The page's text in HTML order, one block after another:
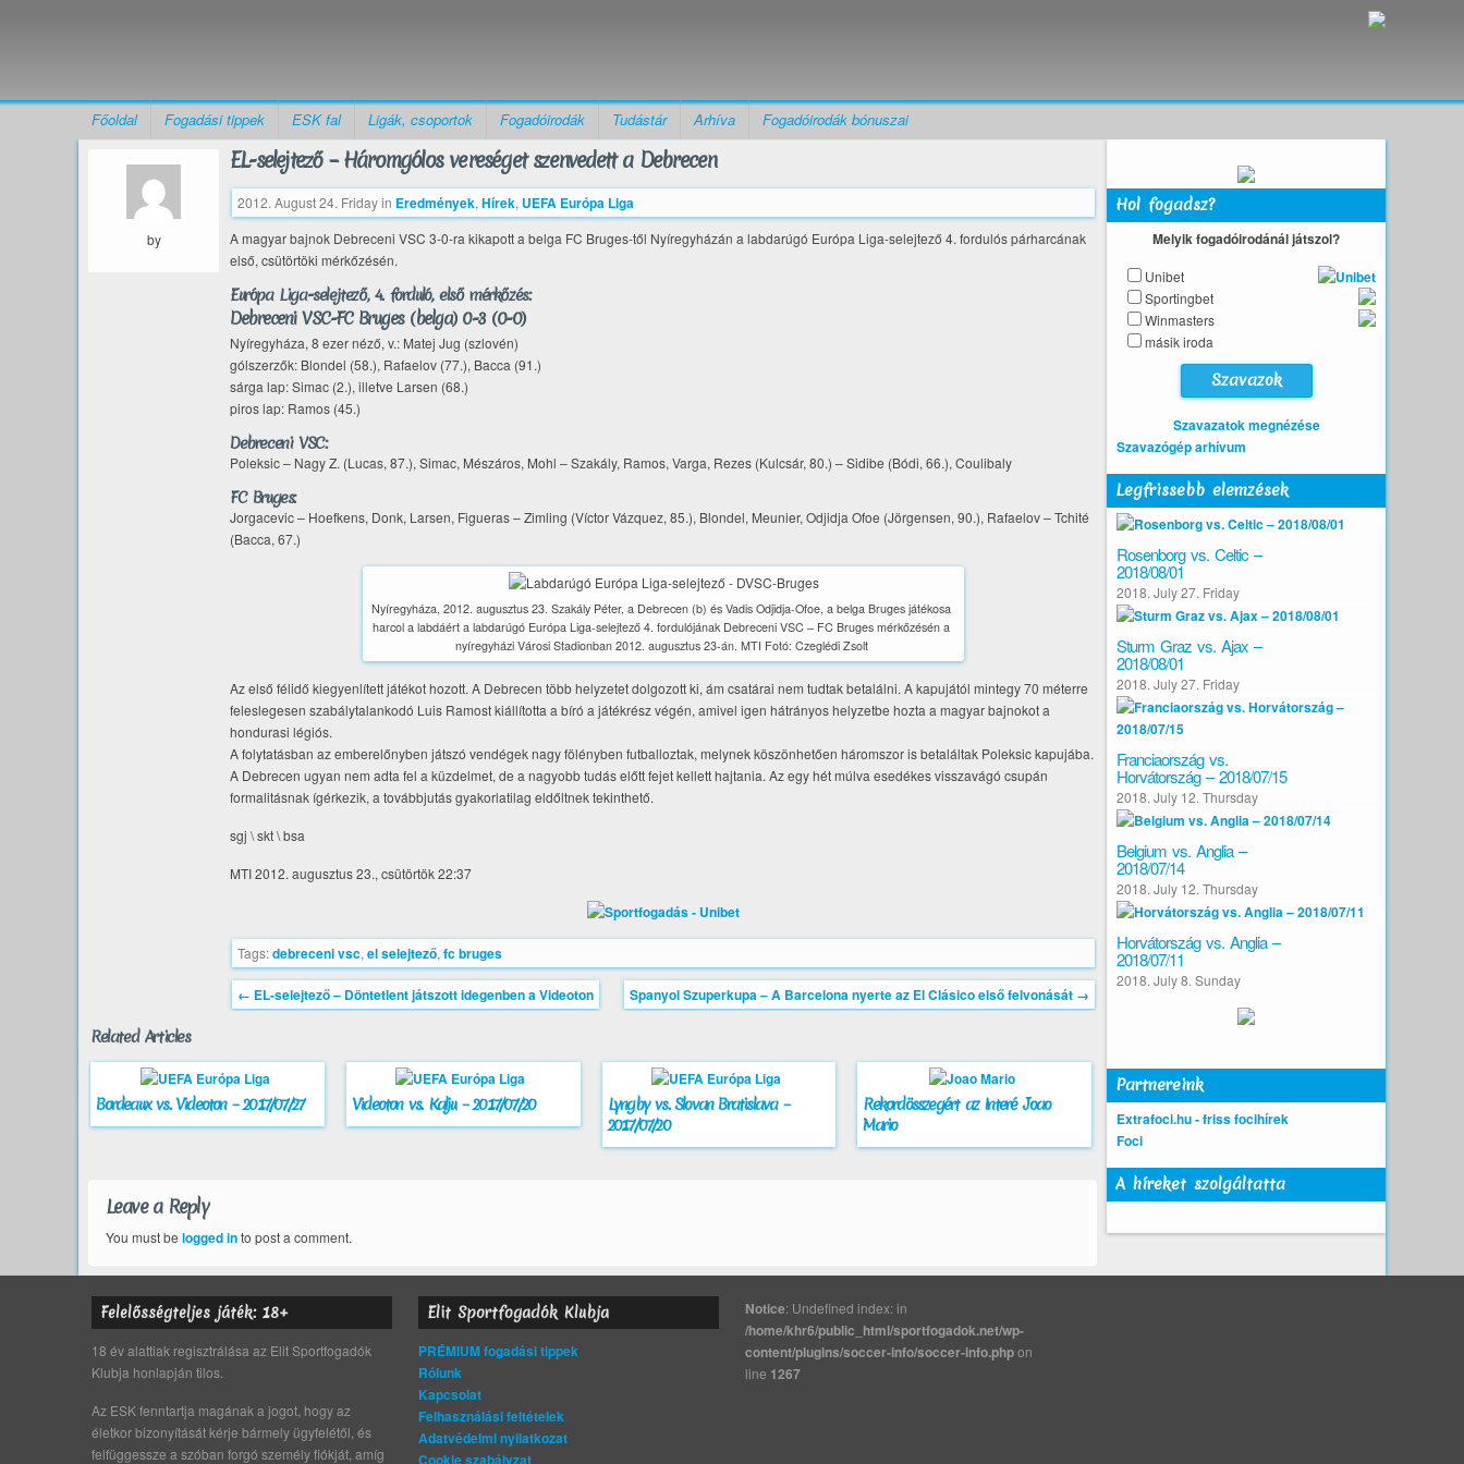
Főoldal Fogadási tippek ESK fal Ligák, csoportok Fogadóirodák Tudástár Arhíva Fogadóirodák bónuszai
by
EL-selejtező – Háromgólos vereséget szenvedett a Debrecen
2012. August 24. Fridayin Eredmények, Hírek, UEFA Európa Liga
A magyar bajnok Debreceni VSC 3-0-ra kikapott a belga FC Bruges-től Nyíregyházán a labdarúgó Európa Liga-selejtező 4. fordulós párharcának
első, csütörtöki mérkőzésén.
Európa Liga-selejtező, 4. forduló, első mérkőzés:
Debreceni VSC-FC Bruges (belga) 0-3 (0-0)
Nyíregyháza, 8 ezer néző, v.: Matej Jug (szlovén)
gólszerzők: Blondel (58.), Rafaelov (77.), Bacca (91.)
sárga lap: Simac (2.), illetve Larsen (68.)
piros lap: Ramos (45.)
Debreceni VSC:
Poleksic – Nagy Z. (Lucas, 87.), Simac, Mészáros, Mohl – Szakály, Ramos, Varga, Rezes (Kulcsár, 80.) – Sidibe (Bódi, 66.), Coulibaly
FC Bruges:
Jorgacevic – Hoefkens, Donk, Larsen, Figueras – Zimling (Víctor Vázquez, 85.), Blondel, Meunier, Odjidja Ofoe (Jörgensen, 90.), Rafaelov – Tchité
(Bacca, 67.)
Nyíregyháza, 2012. augusztus 23. Szakály Péter, a Debrecen (b) és Vadis Odjidja-Ofoe, a belga Bruges játékosa
harcol a labdáért a labdarúgó Európa Liga-selejtező 4. fordulójának Debreceni VSC – FC Bruges mérkőzésén a
nyíregyházi Városi Stadionban 2012. augusztus 23-án. MTI Fotó: Czeglédi Zsolt
Az első félidő kiegyenlített játékot hozott. A Debrecen több helyzetet dolgozott ki, ám csatárai nem tudtak betalálni. A kapujától mintegy 70 méterre
feleslegesen szabálytalankodó Luis Ramost kiállította a bíró a játékrész végén, amivel igen hátrányos helyzetbe hozta a magyar bajnokot a
hondurasi légiós.
A folytatásban az emberelőnyben játszó vendégek nagy fölényben futballoztak, melynek köszönhetően háromszor is betaláltak Poleksic kapujába.
A Debrecen ugyan nem adta fel a küzdelmet, de a nagyobb tudás előtt fejet kellett hajtania. Az egy hét múlva esedékes visszavágó csupán
formalitásnak ígérkezik, a továbbjutás gyakorlatilag eldőltnek tekinthető.
sgj \ skt \ bsa
MTI 2012. augusztus 23., csütörtök 22:37
Tags:debreceni vsc, el selejtező, fc bruges
← EL-selejtező – Döntetlent játszott idegenben a Videoton Spanyol Szuperkupa – A Barcelona nyerte az El Clásico első felvonását →
Related Articles
Bordeaux vs. Videoton – 2017/07/27 Videoton vs. Kalju – 2017/07/20
Lyngby vs. Slovan Bratislava –
2017/07/20
Rekordösszegért az Interé Joao
Mario
Leave a Reply
You must be logged into post a comment.
Hol fogadsz?
Melyik fogadóirodánál játszol?
Unibet
Sportingbet
Winmasters
másik iroda
Szavazatok megnézése
Szavazógép arhívum
Legfrissebb elemzések
Rosenborg vs. Celtic –
2018/08/01
2018. July 27. Friday
Sturm Graz vs. Ajax –
2018/08/01
2018. July 27. Friday
Franciaország vs.
Horvátország – 2018/07/15
2018. July 12. Thursday
Belgium vs. Anglia –
2018/07/14
2018. July 12. Thursday
Horvátország vs. Anglia –
2018/07/11
2018. July 8. Sunday
Partnereink
Extrafoci.hu - friss focihírek
Foci
A híreket szolgáltatta
Felelősségteljes játék: 18+
18 év alattiak regisztrálása az Elit Sportfogadók
Klubja honlapján tilos.
Az ESK fenntartja magának a jogot, hogy az
életkor bizonyítását kérje bármely ügyfelétől, és
felfüggessze a szóban forgó személy fiókját, amíg
Elit Sportfogadók Klubja
PRÉMIUM fogadási tippek
Rólunk
Kapcsolat
Felhasználási feltételek
Adatvédelmi nyilatkozat
Cookie szabályzat
Notice: Undefined index: in
/home/khr6/public_html/sportfogadok.net/wp-
content/plugins/soccer-info/soccer-info.phpon
line 1267